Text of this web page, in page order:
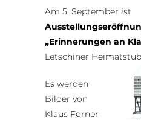
Am 5. September ist
„Erinnerungen an
Letschiner
Es werden
Bilder von
Klaus Forner